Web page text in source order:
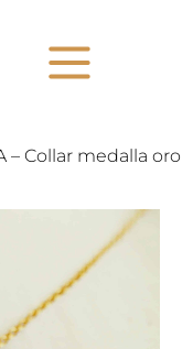
– Collar medalla oro